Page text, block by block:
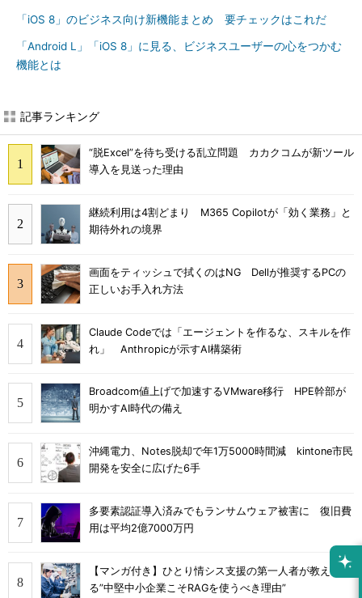
「iOS 8」のビジネス向け新機能まとめ 要チェックはこれだ
「Android L」「iOS 8」に見る、ビジネスユーザーの心をつかむ
機能とは
記事ランキング
“脱Excel”を待ち受ける乱立問題 カカクコムが新ツール
導入を見送った理由
継続利用は4割どまり M365 Copilotが「効く業務」と
期待外れの境界
画面をティッシュで拭くのはNG Dellが推奨するPCの
正しいお手入れ方法
Claude Codeでは「エージェントを作るな、スキルを作
れ」 Anthropicが示すAI構築術
Broadcom値上げで加速するVMware移行 HPE幹部が
明かすAI時代の備え
沖縄電力、Notes脱却で年1万5000時間減 kintone市民
開発を安全に広げた6手
多要素認証導入済みでもランサムウェア被害に 復旧費
用は平均2億7000万円
【マンガ付き】ひとり情シス支援の第一人者が教え
る”中堅中小企業こそRAGを使うべき理由”